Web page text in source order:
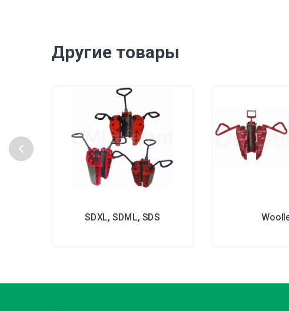
Другие товары
SDXL, SDML, SDS